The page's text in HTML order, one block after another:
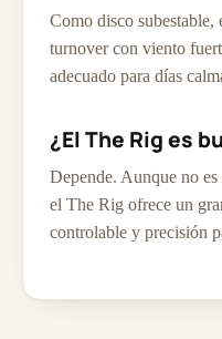
Como disco subestable,
turnover con viento
adecuado para días
¿El The Rig es
Depende. Aunque no
el The Rig ofrece un
controlable y precisión